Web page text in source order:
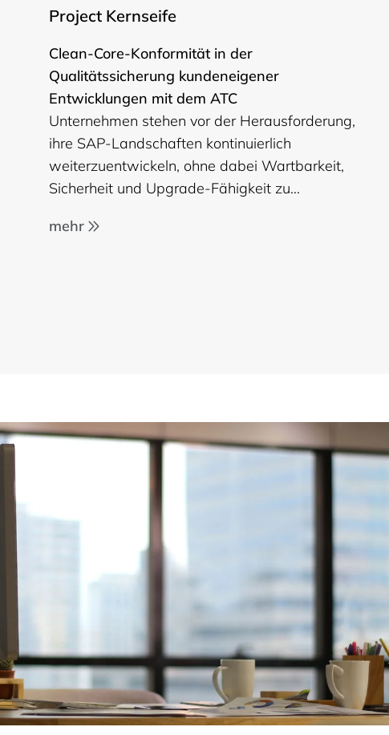
Project Kernseife
Clean-Core-Konformität in der
Qualitätssicherung kundeneigener
Entwicklungen mit dem ATC
Unternehmen stehen vor der Herausforderung,
ihre SAP-Landschaften kontinuierlich
weiterzuentwickeln, ohne dabei Wartbarkeit,
Sicherheit und Upgrade-Fähigkeit zu…
mehr